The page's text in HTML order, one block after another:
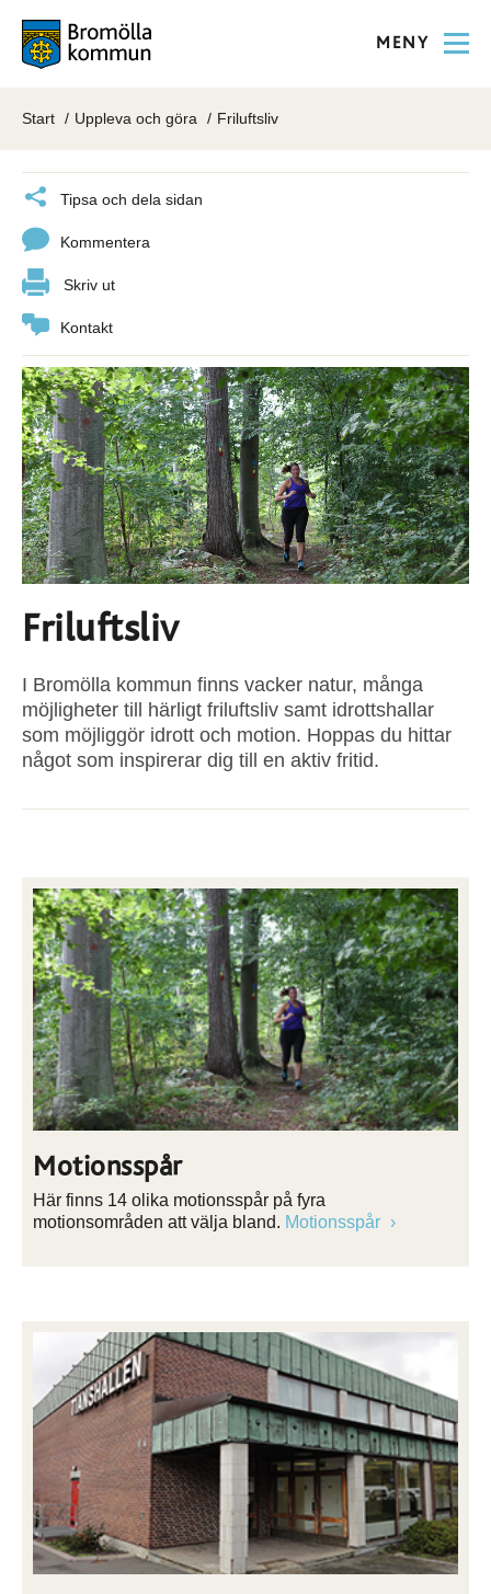
MENY
Start Uppleva och göra Friluftsliv
Tipsa och dela sidan
Kommentera
Skriv ut
Kontakt
Friluftsliv
I Bromölla kommun finns vacker natur, många
möjligheter till härligt friluftsliv samt idrottshallar
som möjliggör idrott och motion. Hoppas du hittar
något som inspirerar dig till en aktiv fritid.
Motionsspår
Här finns 14 olika motionsspår på fyra
motionsområden att välja bland. Motionsspår